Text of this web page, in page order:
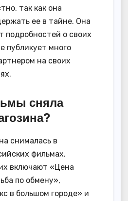
так как она
ее в тайне. Она
подробностей о своих
публикует много
на своих
сняла
снималась в
фильмах.
включают «Цена
по обмену»,
в большом городе» и